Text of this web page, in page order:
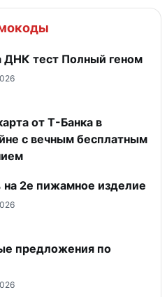
ДНК тест Полный геном
от Т-Банка в
с вечным бесплатным
на 2е пижамное изделие
предложения по